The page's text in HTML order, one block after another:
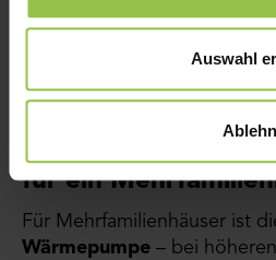
Auswahl
rechnen wir vor jedem
ständig und kostet jedes
Stromals nötig.
für ein
Für Mehrfamilienhäuser ist
Wärmepumpe – bei